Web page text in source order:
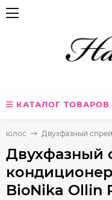
КАТАЛОГ ТОВАРОВ
волос Двухфазный
Двухфазный
BioNika Ollin